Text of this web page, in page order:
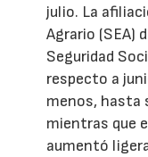
julio. La
Agrario (SEA)
Seguridad
respecto a
menos, hasta
mientras que
aumentó